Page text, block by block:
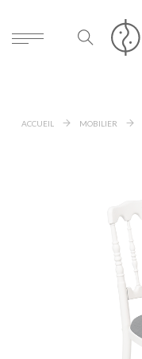
ACCUEIL MOBILIER